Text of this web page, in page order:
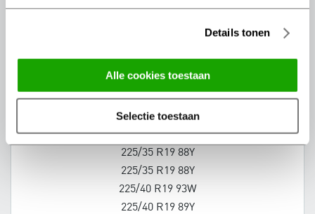
Details tonen
alle cookies toestaan
selectie toestaan
245/40 R18 93Y
245/50 R18 100Y
255/35 R18 94Y
255/40 R18 95Y
255/45 R18 99Y
265/35 R18 97Y
225/35 R19 88Y
225/35 R19 88Y
225/40 R19 93W
225/40 R19 89Y